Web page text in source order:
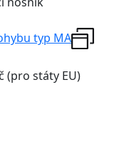
typ MA
(pro státy EU)